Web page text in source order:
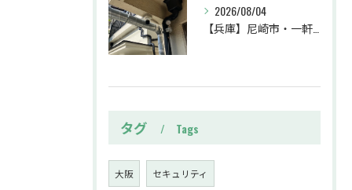
2026/08/04
タグ Tags
大阪 セキュリティ